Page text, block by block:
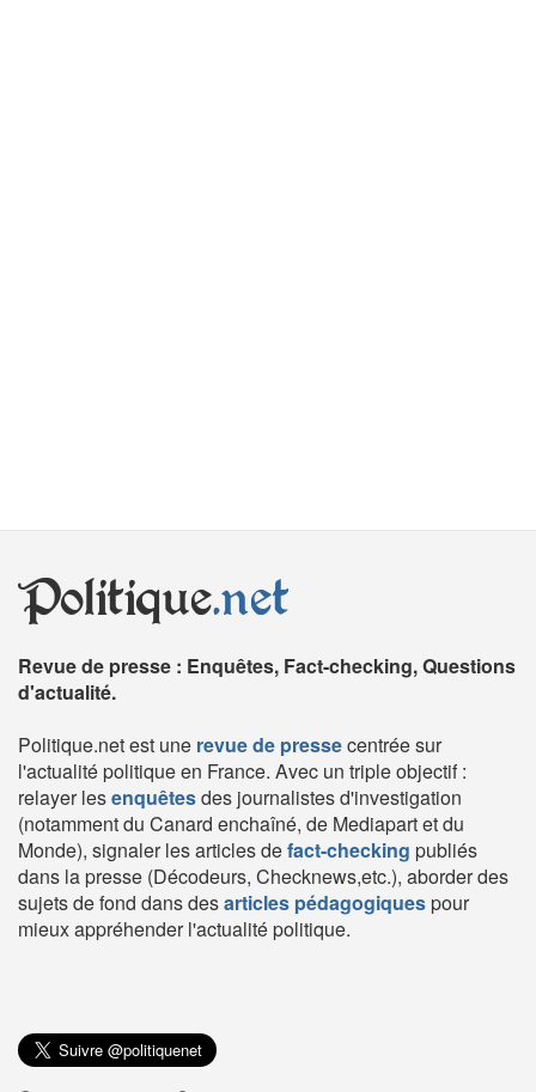
Politique.net
Revue de presse : Enquêtes, Fact-checking, Questions
d'actualité.
Politique.net est une revue de pressecentrée sur
l'actualité politique en France. Avec un triple objectif :
relayer lesenquêtesdes journalistes d'investigation
(notamment du Canard enchaîné, de Mediapart et du
Monde), signaler les articles defact-checking publiés
dans la presse (Décodeurs, Checknews,etc.), aborder des
sujets de fond dans desarticles pédagogiquespour
mieux appréhender l'actualité politique.